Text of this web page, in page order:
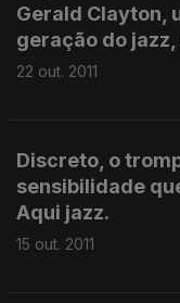
Gerald Clayton,
geração do jazz,
22 out. 2011
Discreto, o
sensibilidade
Aqui jazz.
15 out. 2011